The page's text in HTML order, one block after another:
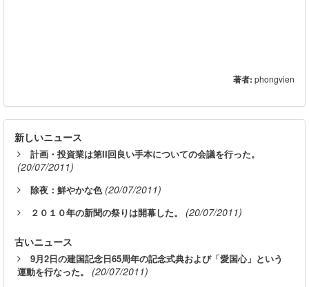
著者: phongvien
新しいニュース
計画・投資業は第II回良い手本についての会議を行った。
(20/07/2011)
除夜：鮮やかな色 (20/07/2011)
２０１０年の新聞の祭りは開幕した。 (20/07/2011)
古いニュース
9月2日の建国記念日65周年の記念式典および「愛国心」という
運動を行なった。
(20/07/2011)